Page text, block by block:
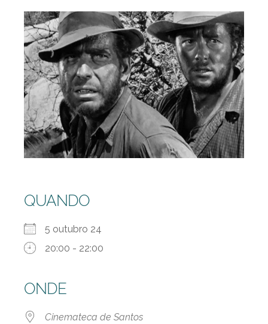
QUANDO
5 outubro 24
20:00 - 22:00
ONDE
Cinemateca de Santos